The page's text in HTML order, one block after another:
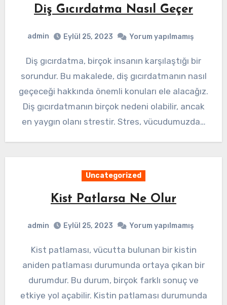
Diş Gıcırdatma Nasıl Geçer
admin Eylül 25, 2023 Yorum yapılmamış
Diş gıcırdatma, birçok insanın karşılaştığı bir
sorundur. Bu makalede, diş gıcırdatmanın nasıl
geçeceği hakkında önemli konuları ele alacağız.
Diş gıcırdatmanın birçok nedeni olabilir, ancak
en yaygın olanı strestir. Stres, vücudumuzda…
Uncategorized
Kist Patlarsa Ne Olur
admin Eylül 25, 2023 Yorum yapılmamış
Kist patlaması, vücutta bulunan bir kistin
aniden patlaması durumunda ortaya çıkan bir
durumdur. Bu durum, birçok farklı sonuç ve
etkiye yol açabilir. Kistin patlaması durumunda